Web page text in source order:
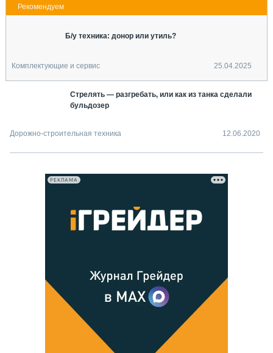
Б/у техника: донор или утиль?
Комплектующие и сервис 25.04.2025
Стрелять — разгребать, или как из танка сделали
бульдозер
Дорожно-строительная техника 12.06.2020
РЕКЛАМА